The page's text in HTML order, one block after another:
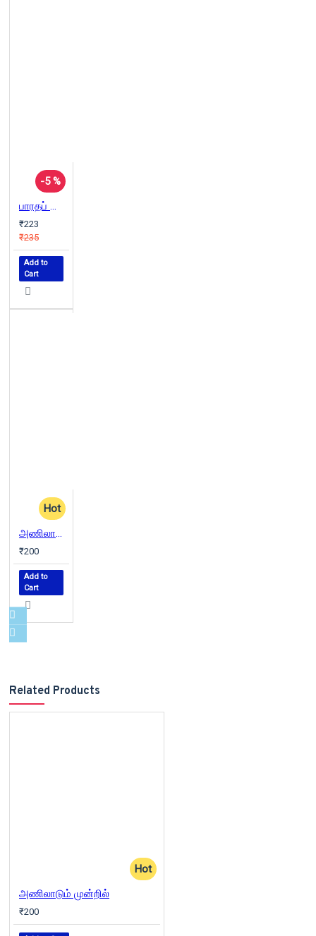
-5 %
பாரதப் பொருளாதாரம் அன்றும் இன்றும்
₹223
₹235
Add to
Cart
Hot
அணிலாடும் முன்றில்
₹200
Add to
Cart
Related Products
Hot
அணிலாடும் முன்றில்
₹200